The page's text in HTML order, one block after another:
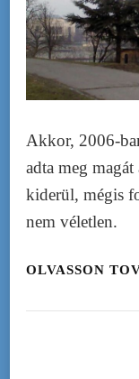
Akkor, 2006-
adta meg
kiderül, mégis
nem véletlen.
OLVASSON